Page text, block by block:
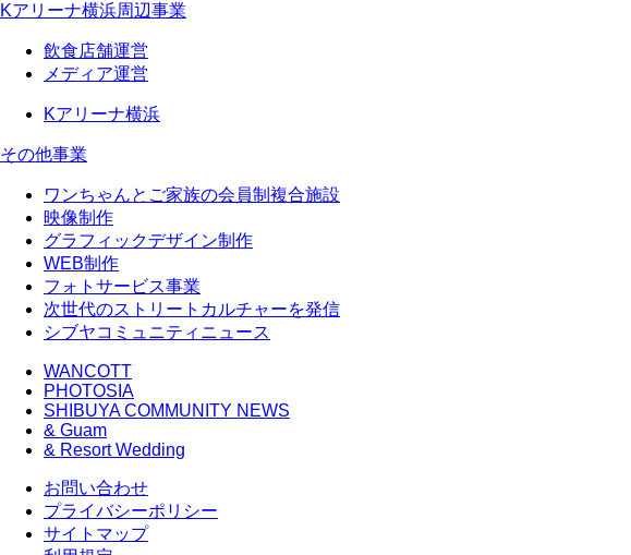
Kアリーナ横浜周辺事業
飲食店舗運営
メディア運営
Kアリーナ横浜
その他事業
ワンちゃんとご家族の会員制複合施設
映像制作
グラフィックデザイン制作
WEB制作
フォトサービス事業
次世代のストリートカルチャーを発信
シブヤコミュニティニュース
WANCOTT
PHOTOSIA
SHIBUYA COMMUNITY NEWS
& Guam
& Resort Wedding
お問い合わせ
プライバシーポリシー
サイトマップ